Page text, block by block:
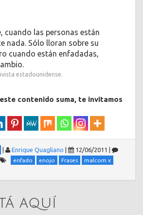
cuando las personas están
nada. Sólo lloran sobre su
cuando están enfadadas,
estadounidense.
contenido suma, te invitamos
| Enrique Quagliano | 12/06/2011 |
enfado enojo Frases
malcom x
aquí